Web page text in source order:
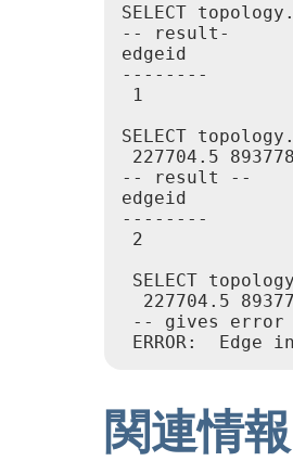
SELECT
-- result-
edgeid
--------
1
SELECT
227704.5
-- result --
edgeid
--------
2
SELECT
227704.5
-- gives error
関連情報